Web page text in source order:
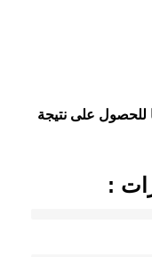
للحصول على نتيجة
: